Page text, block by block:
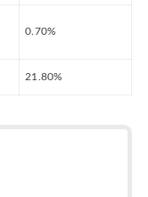
0.70%
21.80%